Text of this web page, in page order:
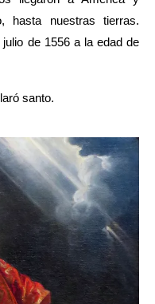
hasta nuestras tierras.
de 1556 a la edad de
santo.